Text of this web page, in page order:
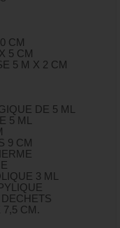
CM
5 CM
5 M X 2 CM
DE 5 ML
5 ML
9 CM
3 ML
7,5 CM.